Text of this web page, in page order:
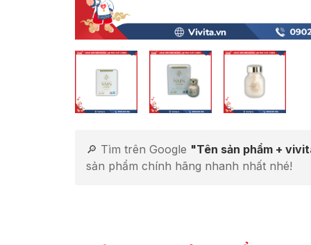
🔎 Tìm trên Google "Tên sản phẩm +
sản phẩm chính hãng nhanh nhất nhé!